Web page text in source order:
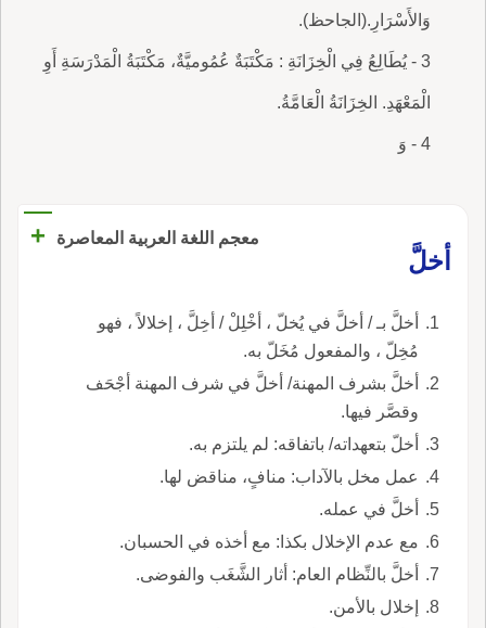
وَالأَسْرَارِ.(الجاحظ).
3 - يُطَالِعُ فِي الْخِزَانَةِ : مَكْتَبَةٌ عُمُوميَّةٌ، مَكْتَبَةُ الْمَدْرَسَةِ أَوِ
الْمَعْهَدِ. ‎‎الخِزَانَةُ الْعَامَّةُ.
4 - وَ
معجم اللغة العربية المعاصرة
+
أخلَّ
أخلَّ بـ / أخلَّ في يُخلّ ، أخْلِلْ / أخِلَّ ، إخلالاً ، فهو
مُخِلّ ، والمفعول مُخَلّ به.
أخلَّ بشرف المهنة/ أخلَّ في شرف المهنة أجْحَف
وقصَّر فيها.
أخلّ بتعهداته/ باتفاقه: لم يلتزم به.
عمل مخل بالآداب: منافٍ، مناقض لها.
أخلَّ في عمله.
مع عدم الإخلال بكذا: مع أخذه في الحسبان.
أخلَّ بالنِّظام العام: أثار الشَّغَب والفوضى.
إخلال بالأمن.